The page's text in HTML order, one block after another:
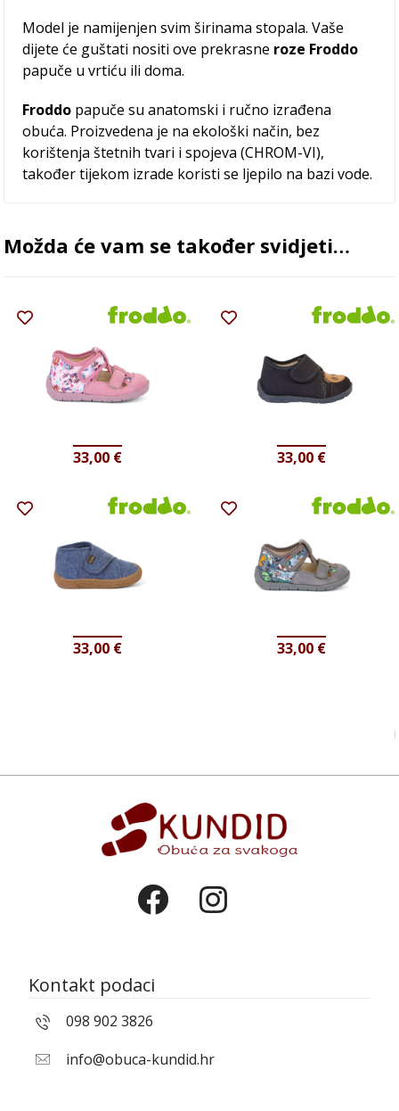
Model je namijenjen svim širinama stopala. Vaše
dijete će guštati nositi ove prekrasne roze Froddo
papuče u vrtiću ili doma.
Froddo papuče su anatomski i ručno izrađena
obuća. Proizvedena je na ekološki način, bez
korištenja štetnih tvari i spojeva (CHROM-VI),
također tijekom izrade koristi se ljepilo na bazi vode.
Možda će vam se također svidjeti…
33,00 € 33,00 €
33,00 € 33,00 €
Kontakt podaci
098 902 3826
info@obuca-kundid.hr